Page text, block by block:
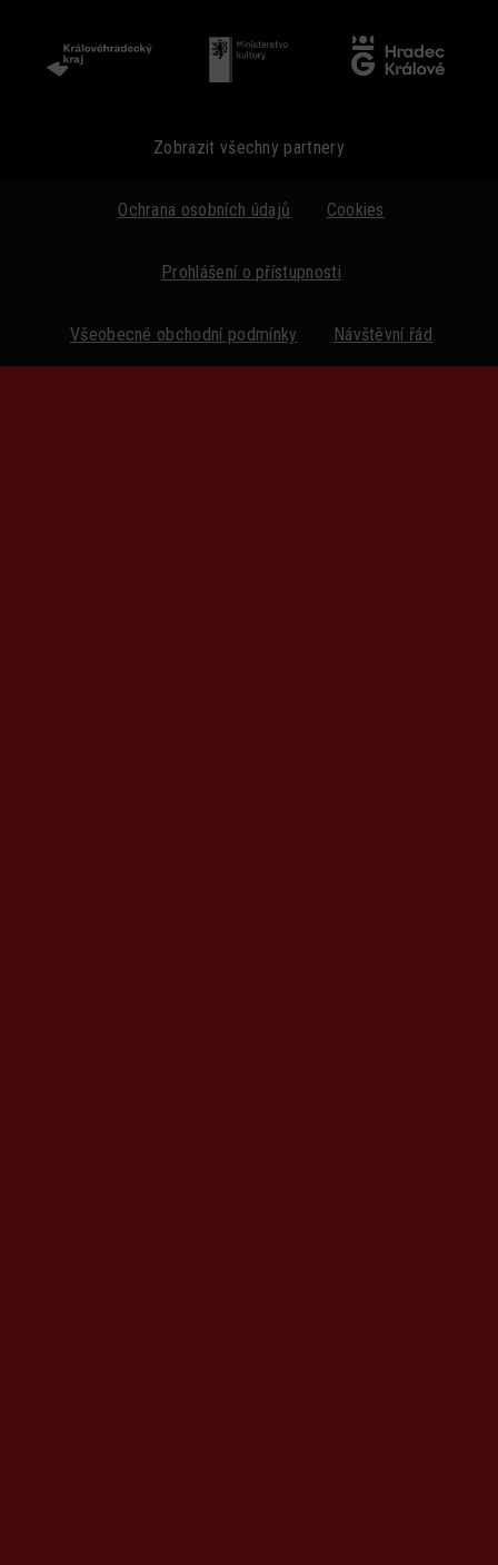
Zobrazit všechny partnery
Ochrana osobních údajů Cookies
Prohlášení o přístupnosti
Všeobecné obchodní podmínky Návštěvní řád